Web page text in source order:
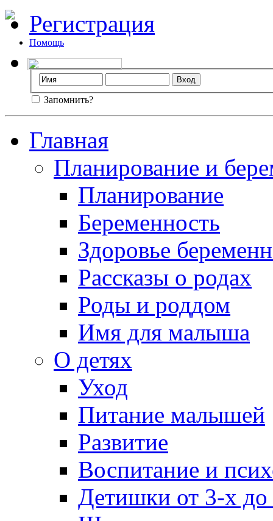
Регистрация
Помощь
Запомнить?
Главная
Планирование и
Планирование
Беременность
Здоровье
Рассказы о родах
Роды и роддом
Имя для малыша
О детях
Уход
Питание малышей
Развитие
Воспитание и
Детишки от 3-х